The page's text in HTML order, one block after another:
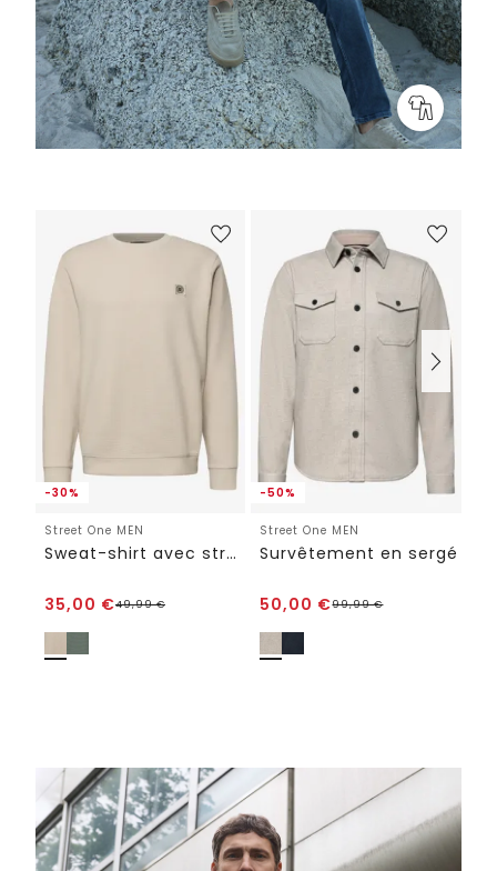
-30%
Street One MEN
Sweat-shirt avec structure 3D
35,00 €49,99€
-50%
Street One MEN
Survêtement en sergé
50,00 €99,99€